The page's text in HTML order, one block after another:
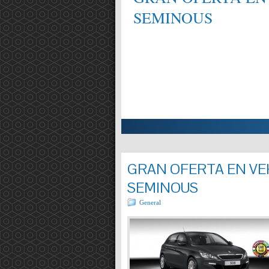
EN MECÀNICA,
Entrada completa »
SEMINOUS
GRAN OFERTA EN
SEMINOUS
General